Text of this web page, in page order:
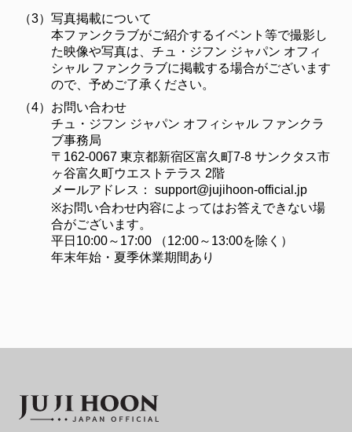
（3） 写真掲載について
本ファンクラブがご紹介するイベント等で撮影し
た映像や写真は、チュ・ジフン ジャパン オフィ
シャル ファンクラブに掲載する場合がございます
ので、予めご了承ください。
（4） お問い合わせ
チュ・ジフン ジャパン オフィシャル ファンクラ
ブ事務局
〒162-0067 東京都新宿区富久町7-8 サンクタス市
ヶ谷富久町ウエストテラス 2階
メールアドレス： support@jujihoon-official.jp
※お問い合わせ内容によってはお答えできない場
合がございます。
平日10:00～17:00 （12:00～13:00を除く）
年末年始・夏季休業期間あり